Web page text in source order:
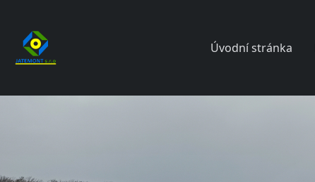
Úvodní stránka